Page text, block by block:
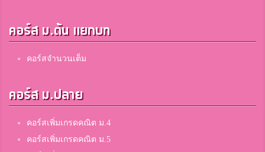
คอร์ส ม.ต้น แยกบท
คอร์สจำนวนเต็ม
คอร์ส ม.ปลาย
คอร์สเพิ่มเกรดคณิต ม.4
คอร์สเพิ่มเกรดคณิต ม.5